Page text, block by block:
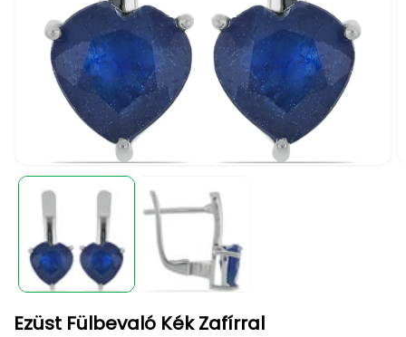
médiafájl
megnyitása
modális
párbeszédpanelen
Ezüst Fülbevaló Kék Zafírral